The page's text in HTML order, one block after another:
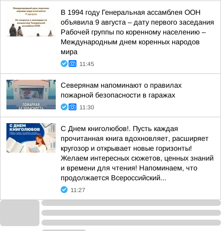
В 1994 году Генеральная ассамблея ООН
объявила 9 августа – дату первого заседания
Рабочей группы по коренному населению –
Международным днем коренных народов
мира
11:45
Северянам напоминают о правилах
пожарной безопасности в гаражах
11:30
С Днем книголюбов!. Пусть каждая
прочитанная книга вдохновляет, расширяет
кругозор и открывает новые горизонты!
Желаем интересных сюжетов, ценных знаний
и времени для чтения! Напоминаем, что
продолжается Всероссийский...
11:27